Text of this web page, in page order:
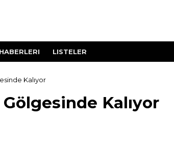
LISTELER
Kalıyor
Kalıyor